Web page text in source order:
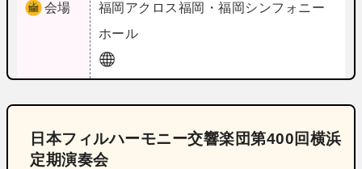
会場 福岡 アクロス福岡・福岡シンフォニー
ホール
日本フィルハーモニー交響楽団第400回横浜
定期演奏会